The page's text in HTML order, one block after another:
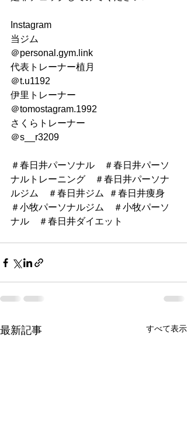
Instagram
当ジム
＠personal.gym.link
代表トレーナー植月
＠t.u1192
伊里トレーナー
＠tomostagram.1992
さくらトレーナー
＠s__r3209
＃春日井パーソナル　＃春日井パーソ
ナルトレーニング　＃春日井パーソナ
ルジム　＃春日井ジム  ＃春日井痩身
＃小牧パーソナルジム　＃小牧パーソ
ナル　＃春日井ダイエット
最新記事 すべて表示